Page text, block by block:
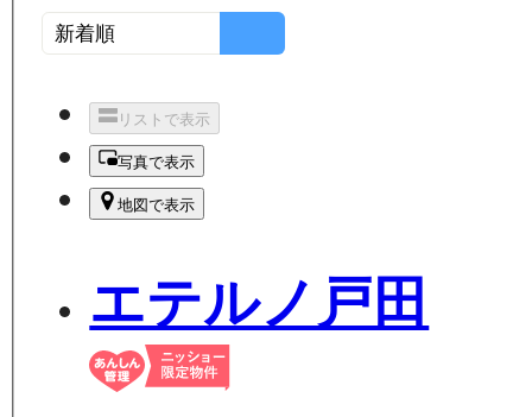
リストで表示
写真で表示
地図で表示
エテルノ戸田